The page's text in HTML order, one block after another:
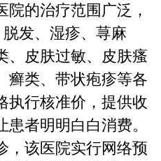
的治疗范围广泛，
发、湿疹、荨麻
、皮肤过敏、皮肤瘙
癣类、带状疱疹等各
执行核准价，提供收
者明明白白消费。
该医院实行网络预